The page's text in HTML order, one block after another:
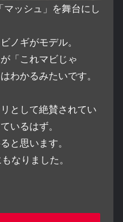
ッシュ」を舞台にし
ノギがモデル。
「これマビじゃ
わかるみたいです。
として絶賛されてい
いるはず。
と思います。
なりました。